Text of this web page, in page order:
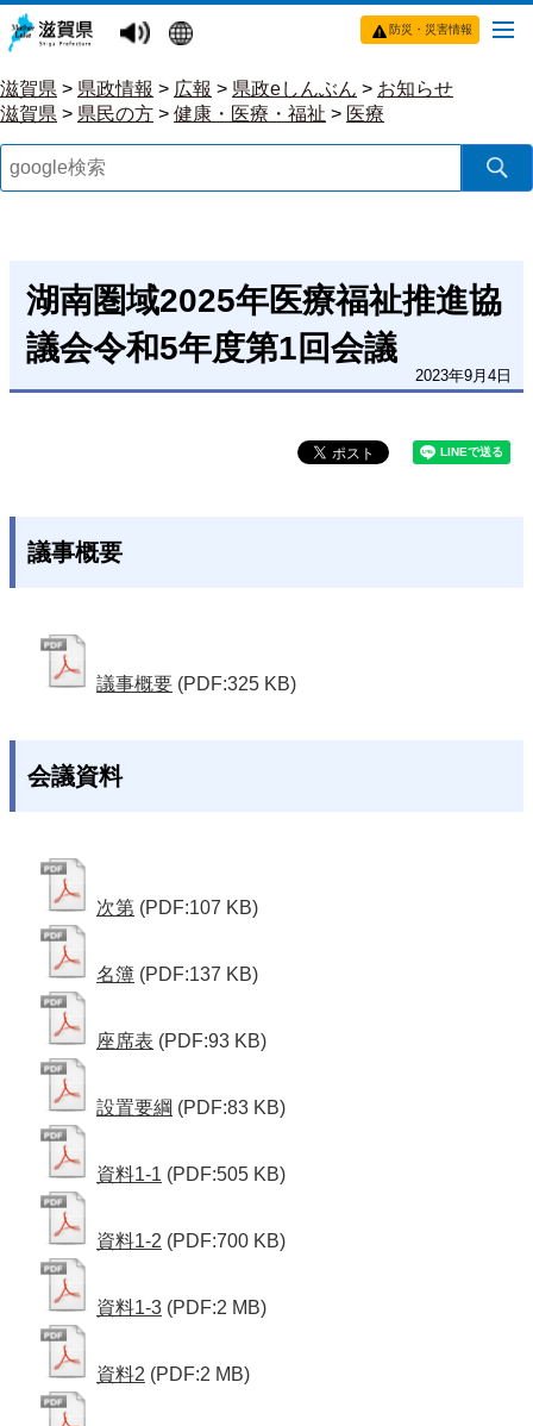
防災・災害情報
滋賀県 > 県政情報 > 広報 > 県政eしんぶん > お知らせ
滋賀県 > 県民の方 > 健康・医療・福祉 > 医療
湖南圏域2025年医療福祉推進協
議会令和5年度第1回会議
2023年9月4日
議事概要
議事概要 (PDF:325 KB)
会議資料
次第 (PDF:107 KB)
名簿 (PDF:137 KB)
座席表 (PDF:93 KB)
設置要綱 (PDF:83 KB)
資料1-1 (PDF:505 KB)
資料1-2 (PDF:700 KB)
資料1-3 (PDF:2 MB)
資料2 (PDF:2 MB)